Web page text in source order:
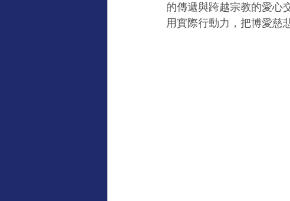
的傳遞與跨越宗教的愛心
用實際行動力，把博愛慈